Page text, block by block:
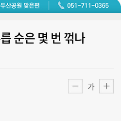
순은 몇 번 꺾나
가